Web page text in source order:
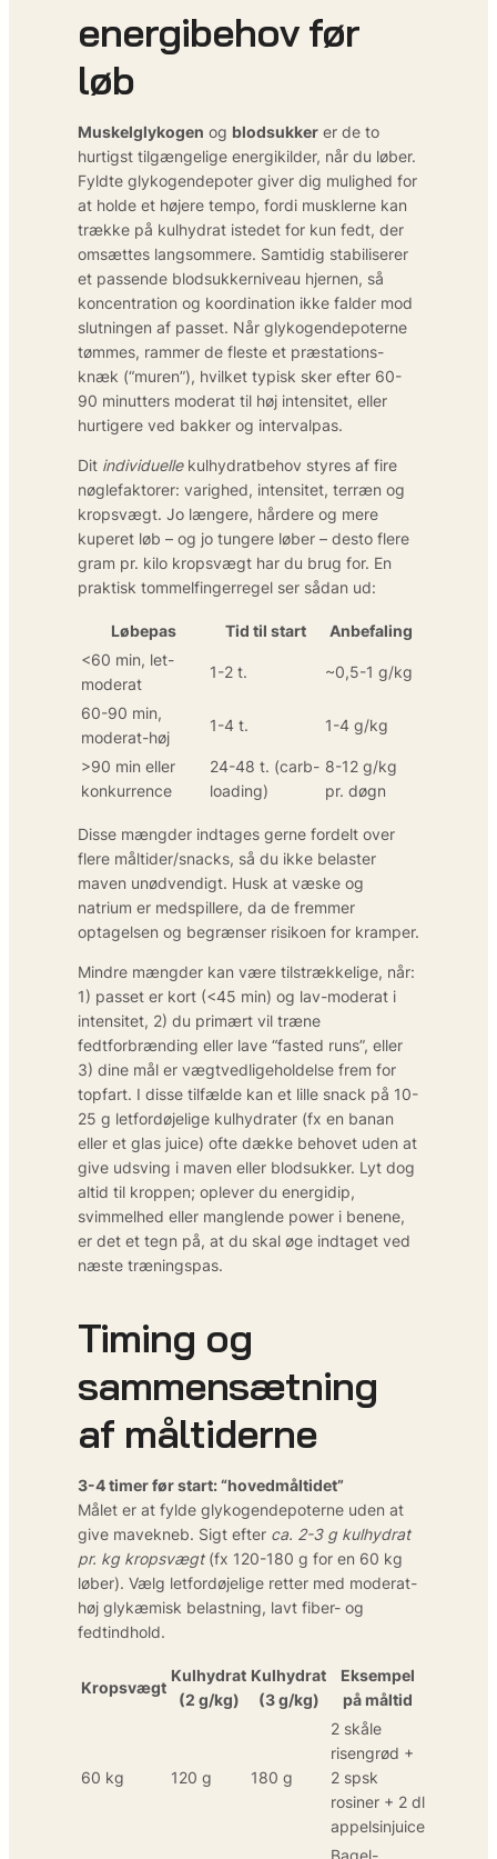
energibehov før
løb
Muskelglykogen og blodsukker er de to
hurtigst tilgængelige energikilder, når du løber.
Fyldte glykogendepoter giver dig mulighed for
at holde et højere tempo, fordi musklerne kan
trække på kulhydrat istedet for kun fedt, der
omsættes langsommere. Samtidig stabiliserer
et passende blodsukkerniveau hjernen, så
koncentration og koordination ikke falder mod
slutningen af passet. Når glykogendepoterne
tømmes, rammer de fleste et præstations-
knæk (“muren”), hvilket typisk sker efter 60-
90 minutters moderat til høj intensitet, eller
hurtigere ved bakker og intervalpas.
Dit individuellekulhydratbehov styres af fire
nøglefaktorer: varighed, intensitet, terræn og
kropsvægt. Jo længere, hårdere og mere
kuperet løb – og jo tungere løber – desto flere
gram pr. kilo kropsvægt har du brug for. En
praktisk tommelfingerregel ser sådan ud:
Løbepas Tid til start
Anbefaling
<60 min, let-
moderat
1-2 t. ~0,5-1 g/kg
60-90 min,
moderat-høj
1-4 t. 1-4 g/kg
>90 min eller
konkurrence
24-48 t. (carb-
loading)
8-12 g/kg
pr. døgn
Disse mængder indtages gerne fordelt over
flere måltider/snacks, så du ikke belaster
maven unødvendigt. Husk at væske og
natrium er medspillere, da de fremmer
optagelsen og begrænser risikoen for kramper.
Mindre mængder kan være tilstrækkelige, når:
1) passet er kort (<45 min) og lav-moderat i
intensitet, 2) du primært vil træne
fedtforbrænding eller lave “fasted runs”, eller
3) dine mål er vægtvedligeholdelse frem for
topfart. I disse tilfælde kan et lille snack på 10-
25 g letfordøjelige kulhydrater (fx en banan
eller et glas juice) ofte dække behovet uden at
give udsving i maven eller blodsukker. Lyt dog
altid til kroppen; oplever du energidip,
svimmelhed eller manglende power i benene,
er det et tegn på, at du skal øge indtaget ved
næste træningspas.
Timing og
sammensætning
af måltiderne
3-4 timer før start: “hovedmåltidet”
Målet er at fylde glykogendepoterne uden at
give mavekneb. Sigt efter ca. 2-3 g kulhydrat
pr. kg kropsvægt(fx 120-180 g for en 60 kg
løber). Vælg letfordøjelige retter med moderat-
høj glykæmisk belastning, lavt fiber- og
fedtindhold.
Kropsvægt
Kulhydrat
(2 g/kg)
Kulhydrat
(3 g/kg)
Eksempel
på måltid
60 kg 120 g 180 g
2 skåle
risengrød +
2 spsk
rosiner + 2 dl
appelsinjuice